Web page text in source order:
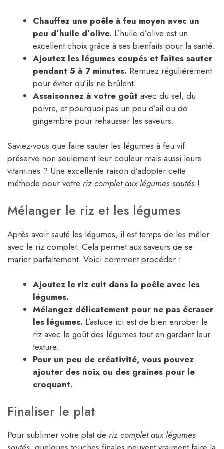
Chauffez une poêle à feu moyen avec un
peu d’huile d’olive. L’huile d’olive est un
excellent choix grâce à ses bienfaits pour la santé.
Ajoutez les légumes coupés et faites sauter
pendant 5 à 7 minutes. Remuez régulièrement
pour éviter qu’ils ne brûlent.
Assaisonnez à votre goût avec du sel, du
poivre, et pourquoi pas un peu d’ail ou de
gingembre pour rehausser les saveurs.
Saviez-vous que faire sauter les légumes à feu vif
préserve non seulement leur couleur mais aussi leurs
vitamines ? Une excellente raison d’adopter cette
méthode pour votre riz complet aux légumes sautés !
Mélanger le riz et les légumes
Après avoir sauté les légumes, il est temps de les mêler
avec le riz complet. Cela permet aux saveurs de se
marier parfaitement. Voici comment procéder :
Ajoutez le riz cuit dans la poêle avec les
légumes.
Mélangez délicatement pour ne pas écraser
les légumes. L’astuce ici est de bien enrober le
riz avec le goût des légumes tout en gardant leur
texture.
Pour un peu de créativité, vous pouvez
ajouter des noix ou des graines pour le
croquant.
Finaliser le plat
Pour sublimer votre plat de riz complet aux légumes